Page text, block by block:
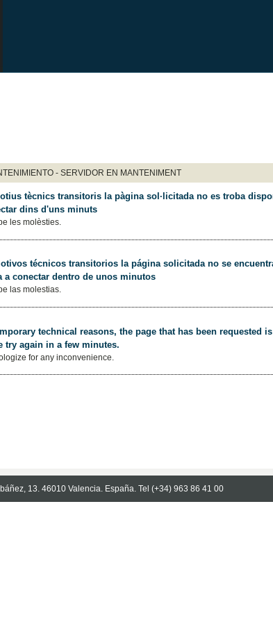
- SERVIDOR EN MANTENIMENT
tècnics transitoris la pàgina sol·licitada no es troba
dins d'uns minuts
les molèsties.
técnicos transitorios la página solicitada no se
a conectar dentro de unos minutos
las molestias.
technical reasons, the page that has been requested
try again in a few minutes.
for any inconvenience.
13. 46010 Valencia. España. Tel (+34) 963 86 41 00